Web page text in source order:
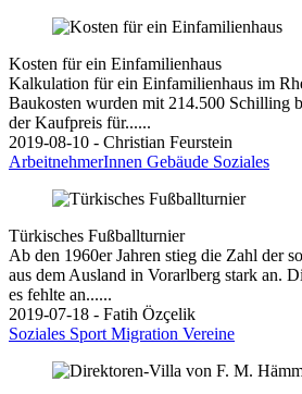
Kosten für ein Einfamilienhaus
Kalkulation für ein Einfamilienhaus im
Baukosten wurden mit 214.500 Schilling
der Kaufpreis für......
2019-08-10 - Christian Feurstein
ArbeitnehmerInnen Gebäude Soziales
Türkisches Fußballturnier
Ab den 1960er Jahren stieg die Zahl der
aus dem Ausland in Vorarlberg stark an.
es fehlte an......
2019-07-18 - Fatih Özçelik
Soziales Sport Migration Vereine